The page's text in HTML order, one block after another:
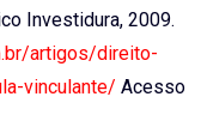
Investidura, 2009.
artigos/direito-
vinculante/ Acesso